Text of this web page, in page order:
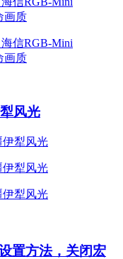
风光
置方法，关闭宏